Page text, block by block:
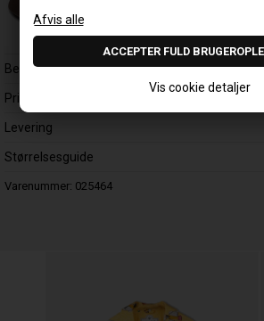
Vis cookie detaljer
Beskrivelse
Prisgaranti
Levering
Størrelsesguide
Varenummer: 025464